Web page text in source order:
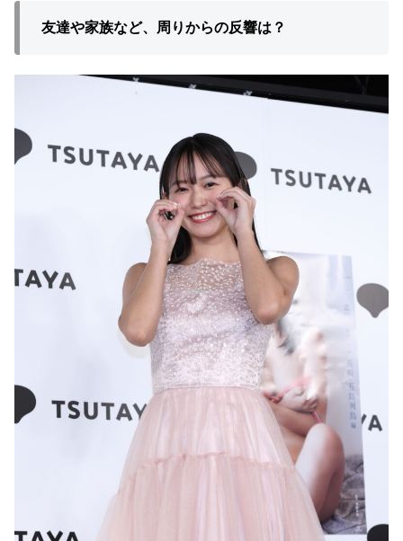
友達や家族など、周りからの反響は？